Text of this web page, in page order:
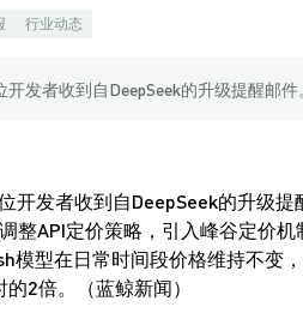
行业动态
开发者收到自DeepSeek的升级提醒邮件
开发者收到自DeepSeek的升级
整API定价策略，引入峰谷定价
模型在日常时间段价格维持不变
2倍。（蓝鲸新闻）